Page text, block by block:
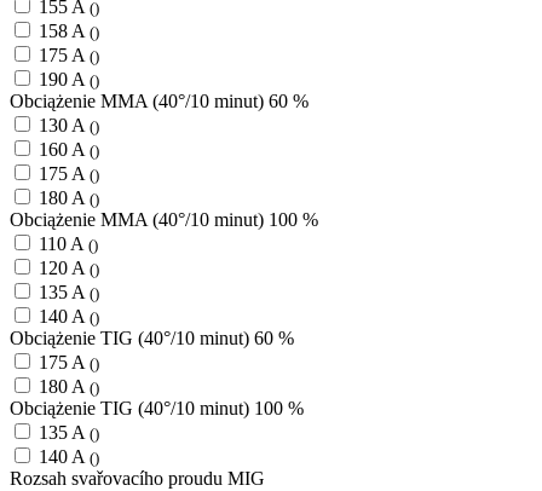
155 A ()
158 A ()
175 A ()
190 A ()
Obciążenie MMA (40°/10 minut) 60 %
130 A ()
160 A ()
175 A ()
180 A ()
Obciążenie MMA (40°/10 minut) 100 %
110 A ()
120 A ()
135 A ()
140 A ()
Obciążenie TIG (40°/10 minut) 60 %
175 A ()
180 A ()
Obciążenie TIG (40°/10 minut) 100 %
135 A ()
140 A ()
Rozsah svařovacího proudu MIG